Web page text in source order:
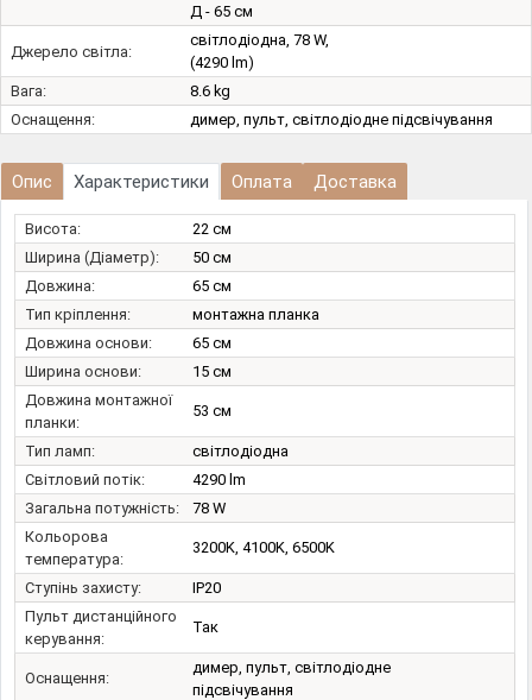
Д - 65 см
Джерело світла:
світлодіодна, 78 W,
(4290 lm)
Вага:
8.6 kg
Оснащення:
димер, пульт, світлодіодне підсвічування
Опис Характеристики Оплата Доставка
Висота:
22 см
Ширина (Діаметр):
50 см
Довжина:
65 см
Тип кріплення:
монтажна планка
Довжина основи:
65 см
Ширина основи:
15 см
Довжина монтажної
планки:
53 см
Тип ламп:
світлодіодна
Світловий потік:
4290 lm
Загальна потужність:
78 W
Кольорова
температура:
3200K, 4100K, 6500K
Ступінь захисту:
IP20
Пульт дистанційного
керування:
Так
Оснащення:
димер, пульт, світлодіодне
підсвічування